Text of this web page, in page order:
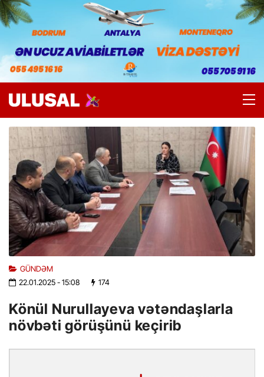
GÜNDƏM
22.01.2025- 15:08 174
Könül Nurullayeva vətəndaşlarla
növbəti görüşünü keçirib